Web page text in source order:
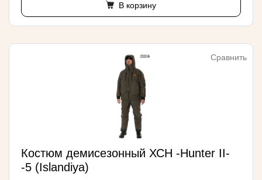
В корзину
Сравнить
Костюм демисезонный ХСН -Hunter II-
-5 (Islandiya)